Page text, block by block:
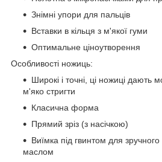
Знімні упори для пальців
Вставки в кільця з м'якої гуми
Оптимальне ціноутворення
Особливості ножиць:
Широкі і точні, ці ножиці дають
м'яко стригти
Класична форма
Прямий зріз (з насічкою)
Виїмка під гвинтом для
маслом